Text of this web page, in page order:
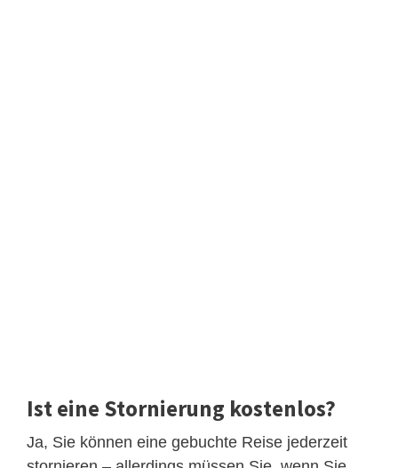
Ist eine Stornierung kostenlos?
Ja, Sie können eine gebuchte Reise jederzeit